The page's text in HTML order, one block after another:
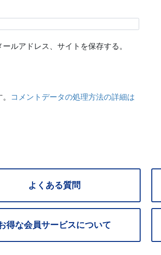
ルアドレス、サイトを保存する。
コメントデータの処理方法の詳細は
よくある質問
得な会員サービスについて